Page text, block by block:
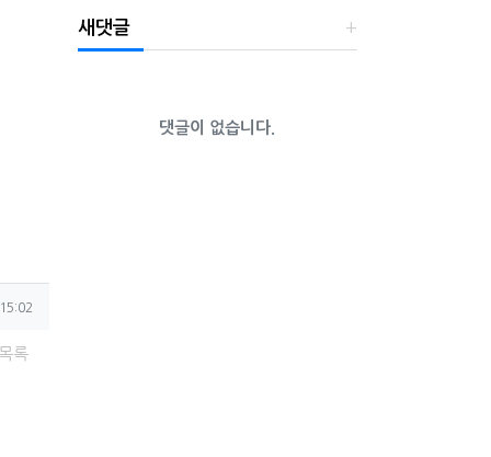
록
새댓글
댓글이 없습니다.